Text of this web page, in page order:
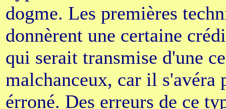
dogme. Les premières
donnèrent une certaine
qui serait transmise d'une
malchanceux, car il s'avéra
érroné. Des erreurs de ce